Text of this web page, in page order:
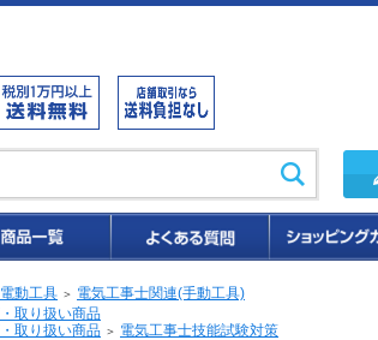
動工具 ＞ 電気工事士関連(手動工具)
取り扱い商品
取り扱い商品 ＞ 電気工事士技能試験対策